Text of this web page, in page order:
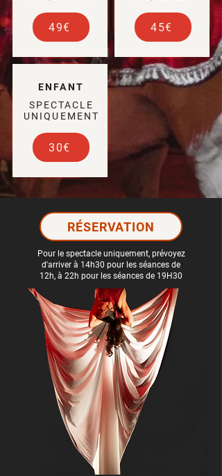
49€
ENFANT
SPECTACLE
UNIQUEMENT
30€
45€
RÉSERVATION
Pour le spectacle uniquement, prévoyez
d'arriver à 14h30 pour les séances de
12h, à 22h pour les séances de 19H30